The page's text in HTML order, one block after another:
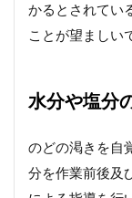
かるとされてい
ことが望ましい
水分や塩分
のどの渇きを自
分を作業前後及